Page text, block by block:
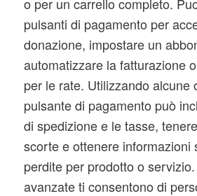
pulsanti di pagamento per
donazione, impostare un
automatizzare la fatturazione
per le rate. Utilizzando alcune
pulsante di pagamento può
di spedizione e le tasse,
scorte e ottenere informazioni
perdite per prodotto o
avanzate ti consentono di